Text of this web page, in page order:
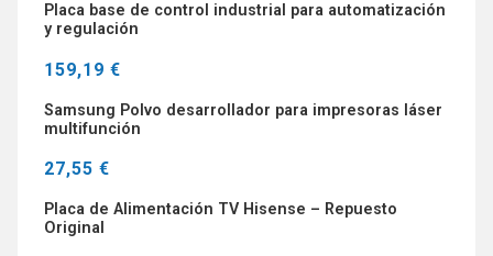
Placa base de control industrial para automatización
y regulación
159,19 €
Samsung Polvo desarrollador para impresoras láser
multifunción
27,55 €
Placa de Alimentación TV Hisense – Repuesto
Original